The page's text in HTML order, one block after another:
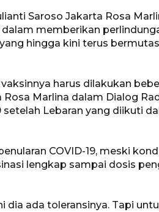
Saroso Jakarta Rosa
memberikan
hingga kini terus
harus dilakukan
Marlina dalam Dialog
setelah Lebaran yang diikuti
COVID-19, meski
lengkap sampai dosis
dia ada toleransinya. Tapi